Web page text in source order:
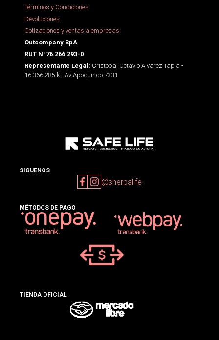
Términos y Condiciones
Devoluciones
Cotizaciones y ventas a empresas
Outcompany SpA
RUT Nº76.266.293-0
Representante Legal: Cristobal Octavio Alvarez Tapia -
16.366.285-k - Av Apoquindo 7331
SIGUENOS
@sherpalife
MÉTODOS DE PAGO
TIENDA OFICIAL